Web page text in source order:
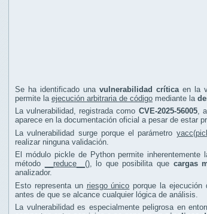
Se ha identificado una vulnerabilidad críticaen la
permite la ejecución arbitraria de código mediante la
La vulnerabilidad, registrada como CVE-2025-56005,
aparece en la documentación oficial a pesar de estar
La vulnerabilidad surge porque el parámetro
realizar ninguna validación.
El módulo pickle de Python permite inherentemente
método
__reduce__(), lo que posibilita que cargas
analizador.
Esto representa un riesgo único porque la ejecución
antes de que se alcance cualquier lógica de análisis.
La vulnerabilidad es especialmente peligrosa en